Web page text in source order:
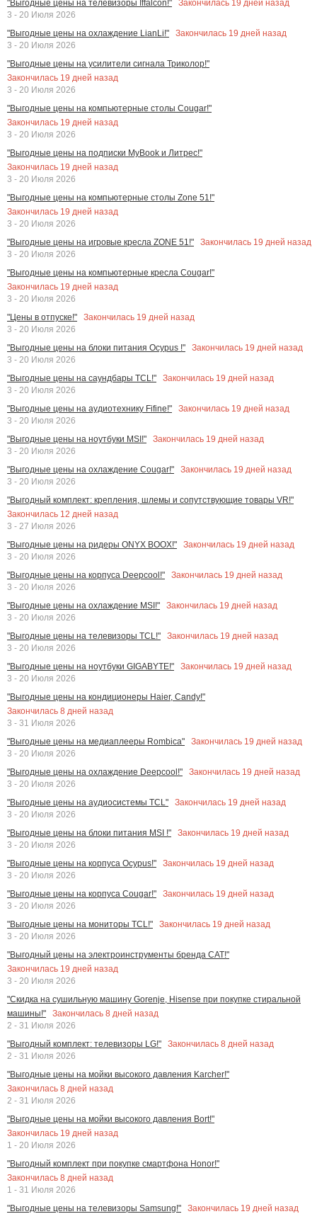
"Выгодные цены на телевизоры Iffalcon!" Закончилась 19 дней назад
3 - 20 Июля 2026
"Выгодные цены на охлаждение LianLi!"
Закончилась 19 дней назад
3 - 20 Июля 2026
"Выгодные цены на усилители сигнала Триколор!"
Закончилась 19 дней назад
3 - 20 Июля 2026
"Выгодные цены на компьютерные столы Cougar!"
Закончилась 19 дней назад
3 - 20 Июля 2026
"Выгодные цены на подписки MyBook и Литрес!"
Закончилась 19 дней назад
3 - 20 Июля 2026
"Выгодные цены на компьютерные столы Zone 51!"
Закончилась 19 дней назад
3 - 20 Июля 2026
"Выгодные цены на игровые кресла ZONE 51!"
Закончилась 19 дней назад
3 - 20 Июля 2026
"Выгодные цены на компьютерные кресла Cougar!"
Закончилась 19 дней назад
3 - 20 Июля 2026
"Цены в отпуске!"
Закончилась 19 дней назад
3 - 20 Июля 2026
"Выгодные цены на блоки питания Ocypus !"
Закончилась 19 дней назад
3 - 20 Июля 2026
"Выгодные цены на саундбары TCL!"
Закончилась 19 дней назад
3 - 20 Июля 2026
"Выгодные цены на аудиотехнику Fifine!"
Закончилась 19 дней назад
3 - 20 Июля 2026
"Выгодные цены на ноутбуки MSI!"
Закончилась 19 дней назад
3 - 20 Июля 2026
"Выгодные цены на охлаждение Cougar!"
Закончилась 19 дней назад
3 - 20 Июля 2026
"Выгодный комплект: крепления, шлемы и сопутствующие товары VR!"
Закончилась 12 дней назад
3 - 27 Июля 2026
"Выгодные цены на ридеры ONYX BOOX!"
Закончилась 19 дней назад
3 - 20 Июля 2026
"Выгодные цены на корпуса Deepcool!"
Закончилась 19 дней назад
3 - 20 Июля 2026
"Выгодные цены на охлаждение MSI!"
Закончилась 19 дней назад
3 - 20 Июля 2026
"Выгодные цены на телевизоры TCL!"
Закончилась 19 дней назад
3 - 20 Июля 2026
"Выгодные цены на ноутбуки GIGABYTE!"
Закончилась 19 дней назад
3 - 20 Июля 2026
"Выгодные цены на кондиционеры Haier, Candy!"
Закончилась 8 дней назад
3 - 31 Июля 2026
"Выгодные цены на медиаплееры Rombica"
Закончилась 19 дней назад
3 - 20 Июля 2026
"Выгодные цены на охлаждение Deepcool!"
Закончилась 19 дней назад
3 - 20 Июля 2026
"Выгодные цены на аудиосистемы TCL"
Закончилась 19 дней назад
3 - 20 Июля 2026
"Выгодные цены на блоки питания MSI !"
Закончилась 19 дней назад
3 - 20 Июля 2026
"Выгодные цены на корпуса Ocypus!"
Закончилась 19 дней назад
3 - 20 Июля 2026
"Выгодные цены на корпуса Cougar!"
Закончилась 19 дней назад
3 - 20 Июля 2026
"Выгодные цены на мониторы TCL!"
Закончилась 19 дней назад
3 - 20 Июля 2026
"Выгодный цены на электроинструменты бренда CAT!"
Закончилась 19 дней назад
3 - 20 Июля 2026
"Скидка на сушильную машину Gorenje, Hisense при покупке стиральной
машины!"
Закончилась 8 дней назад
2 - 31 Июля 2026
"Выгодный комплект: телевизоры LG!"
Закончилась 8 дней назад
2 - 31 Июля 2026
"Выгодные цены на мойки высокого давления Karcher!"
Закончилась 8 дней назад
2 - 31 Июля 2026
"Выгодные цены на мойки высокого давления Bort!"
Закончилась 19 дней назад
1 - 20 Июля 2026
"Выгодный комплект при покупке смартфона Honor!"
Закончилась 8 дней назад
1 - 31 Июля 2026
"Выгодные цены на телевизоры Samsung!"
Закончилась 19 дней назад